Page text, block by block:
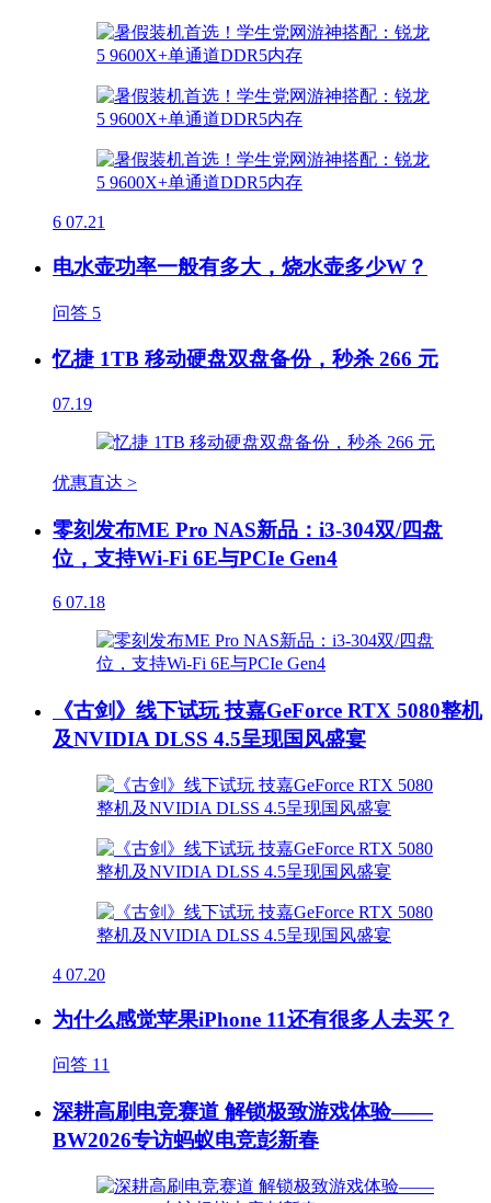
6 07.21
电水壶功率一般有多大，烧水壶多少W？
问答 5
忆捷 1TB 移动硬盘双盘备份，秒杀 266 元
07.19
优惠直达 >
零刻发布ME Pro NAS新品：i3-304双/四盘
位，支持Wi-Fi 6E与PCIe Gen4
6 07.18
《古剑》线下试玩 技嘉GeForce RTX 5080整机
及NVIDIA DLSS 4.5呈现国风盛宴
4 07.20
为什么感觉苹果iPhone 11还有很多人去买？
问答 11
深耕高刷电竞赛道 解锁极致游戏体验——
BW2026专访蚂蚁电竞彭新春